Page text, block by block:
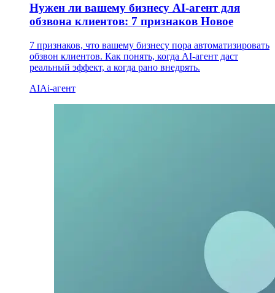
Нужен ли вашему бизнесу AI-агент для
обзвона клиентов: 7 признаков Новое
7 признаков, что вашему бизнесу пора автоматизировать
обзвон клиентов. Как понять, когда AI-агент даст
реальный эффект, а когда рано внедрять.
AIAi-агент